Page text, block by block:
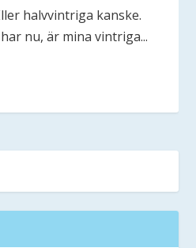
halvvintriga kanske.
nu, är mina vintriga...